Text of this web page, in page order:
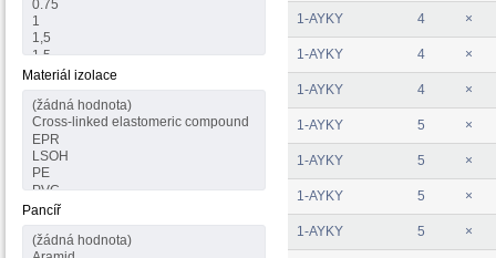
Materiál izolace
Pancíř
1-AYKY 4 ×
1-AYKY 4 ×
1-AYKY 4 ×
1-AYKY 5 ×
1-AYKY 5 ×
1-AYKY 5 ×
1-AYKY 5 ×